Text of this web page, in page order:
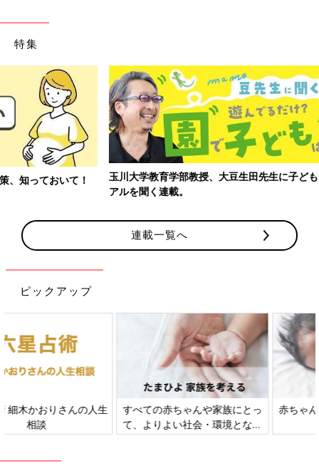
特集
玉川大学教育学部教授、大豆生田先生に子どもたちの保育園でのリ
連載一覧へ
ピックアップ
すべての赤ちゃんや家族にとっ
て、よりよい社会・環境となる
ことをめざしてさまざまな課題
赤ちゃんの肌トラブル、アレル
ギーについて